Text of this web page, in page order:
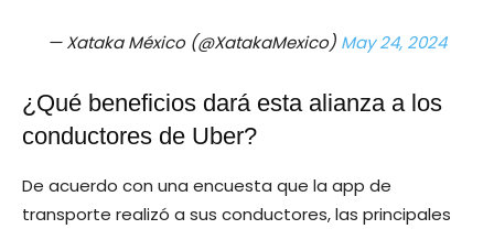
— Xataka México (@XatakaMexico) May 24, 2024
¿Qué beneficios dará esta alianza a los
conductores de Uber?
De acuerdo con una encuesta que la app de
transporte realizó a sus conductores, las principales